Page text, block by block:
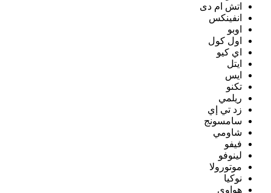
اتش ام دى
انفينكس
اوبو
اول كول
اي كيو
ايتل
ايس
تكنو
ريلمي
زد تي إي
سامسونج
شاومي
فيفو
لينوفو
موتورولا
نوكيا
هواوي